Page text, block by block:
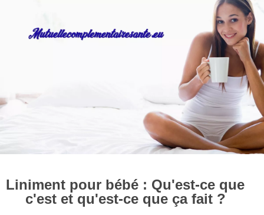
Liniment pour bébé : Qu'est-ce que
c'est et qu'est-ce que ça fait ?